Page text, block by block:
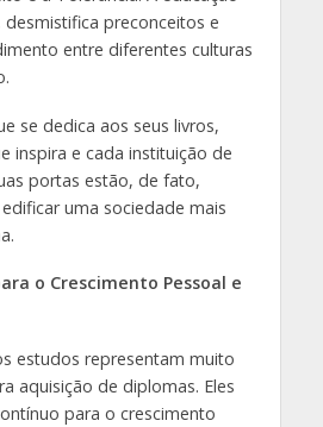
preconceitos e
entre diferentes culturas
se dedica aos seus livros,
inspira e cada instituição de
portas estão, de fato,
uma sociedade mais
o Crescimento Pessoal e
estudos representam muito
aquisição de diplomas. Eles
para o crescimento